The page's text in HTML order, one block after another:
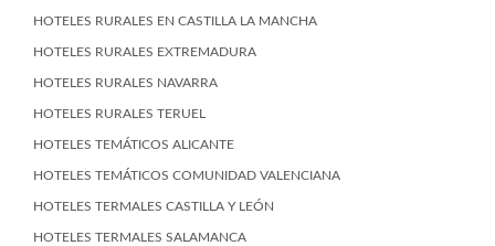
HOTELES RURALES EN CASTILLA LA MANCHA
HOTELES RURALES EXTREMADURA
HOTELES RURALES NAVARRA
HOTELES RURALES TERUEL
HOTELES TEMÁTICOS ALICANTE
HOTELES TEMÁTICOS COMUNIDAD VALENCIANA
HOTELES TERMALES CASTILLA Y LEÓN
HOTELES TERMALES SALAMANCA